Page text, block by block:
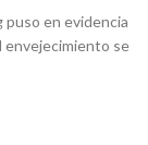
en evidencia
envejecimiento se